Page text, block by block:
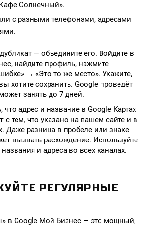
Солнечный».
с разными телефонами, адресами
— объедините его. Войдите в
найдите профиль, нажмите
→ «Это то же место». Укажите,
хотите сохранить. Google проведёт
занять до 7 дней.
что адрес и название в Google Картах
с тем, что указано на вашем сайте и в
Даже разница в пробеле или знаке
вызвать расхождение. Используйте
и адреса во всех каналах.
РЕГУЛЯРНЫЕ
в Google Мой Бизнес — это мощный,